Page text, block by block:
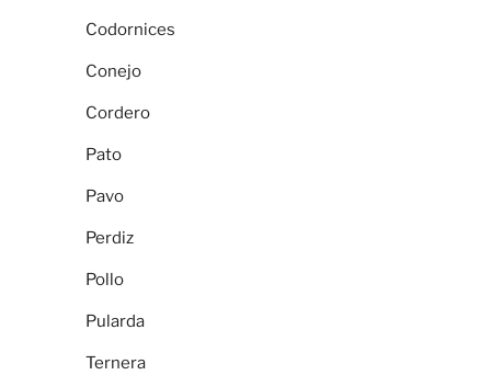
Codornices
Conejo
Cordero
Pato
Pavo
Perdiz
Pollo
Pularda
Ternera